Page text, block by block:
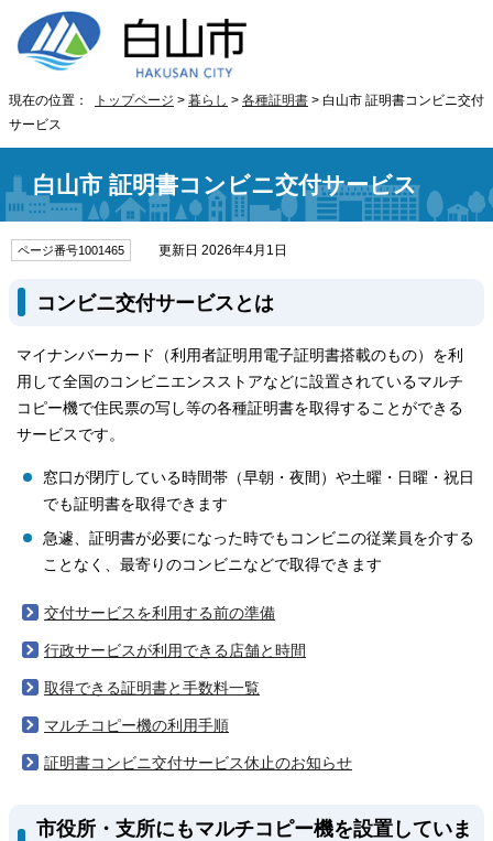
現在の位置： トップページ > 暮らし > 各種証明書 > 白山市 証明書コンビニ交付
サービス
白山市 証明書コンビニ交付サービス
ページ番号1001465 更新日 2026年4月1日
コンビニ交付サービスとは
マイナンバーカード（利用者証明用電子証明書搭載のもの）を利
用して全国のコンビニエンスストアなどに設置されているマルチ
コピー機で住民票の写し等の各種証明書を取得することができる
サービスです。
窓口が閉庁している時間帯（早朝・夜間）や土曜・日曜・祝日
でも証明書を取得できます
急遽、証明書が必要になった時でもコンビニの従業員を介する
ことなく、最寄りのコンビニなどで取得できます
交付サービスを利用する前の準備
行政サービスが利用できる店舗と時間
取得できる証明書と手数料一覧
マルチコピー機の利用手順
証明書コンビニ交付サービス休止のお知らせ
市役所・支所にもマルチコピー機を設置していま